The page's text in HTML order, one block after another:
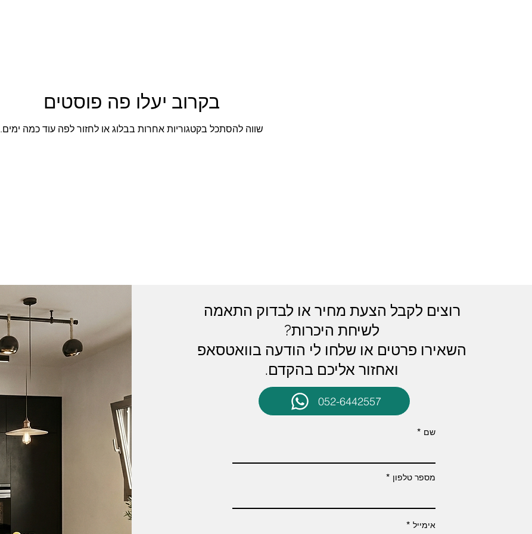
בקרוב יעלו פה פוסטים
שווה להסתכל בקטגוריות אחרות בבלוג או לחזור לפה עוד כמה ימים.
רוצים לקבל הצעת מחיר או לבדוק התאמה
לשיחת היכרות?
השאירו פרטים או שלחו לי הודעה בוואטסאפ
ואחזור אליכם בהקדם.
052-6442557
שם
מספר טלפון
אימייל